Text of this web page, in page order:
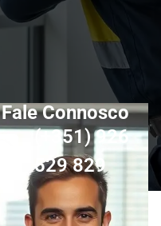
Fale Connosco
(+351) 926
529 829